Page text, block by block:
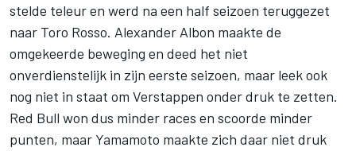
stelde teleur en werd na een half seizoen teruggezet
naar Toro Rosso. Alexander Albon maakte de
omgekeerde beweging en deed het niet
onverdienstelijk in zijn eerste seizoen, maar leek ook
nog niet in staat om Verstappen onder druk te zetten.
Red Bull won dus minder races en scoorde minder
punten, maar Yamamoto maakte zich daar niet druk